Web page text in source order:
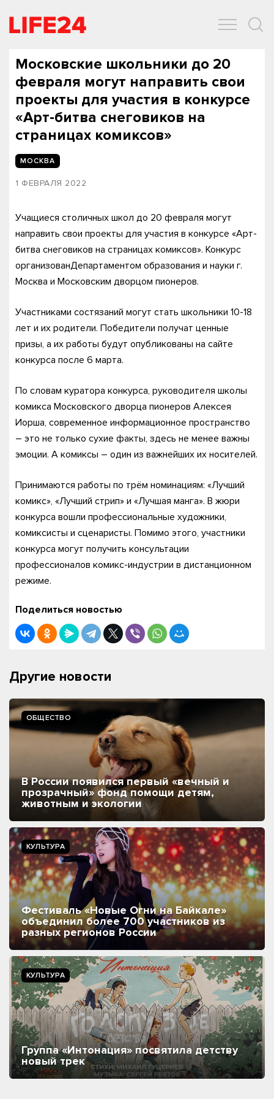
Московские школьники до 20
февраля могут направить свои
проекты для участия в конкурсе
«Арт-битва снеговиков на
страницах комиксов»
МОСКВА
1 ФЕВРАЛЯ 2022
Учащиеся столичных школ до 20 февраля могут
направить свои проекты для участия в конкурсе «Арт-
битва снеговиков на страницах комиксов». Конкурс
организованДепартаментом образования и науки г.
Москва и Московским дворцом пионеров.
Участниками состязаний могут стать школьники 10-18
лет и их родители. Победители получат ценные
призы, а их работы будут опубликованы на сайте
конкурса после 6 марта.
По словам куратора конкурса, руководителя школы
комикса Московского дворца пионеров Алексея
Иорша, современное информационное пространство
– это не только сухие факты, здесь не менее важны
эмоции. А комиксы – один из важнейших их носителей.
Принимаются работы по трём номинациям: «Лучший
комикс», «Лучший стрип» и «Лучшая манга». В жюри
конкурса вошли профессиональные художники,
комиксисты и сценаристы. Помимо этого, участники
конкурса могут получить консультации
профессионалов комикс-индустрии в дистанционном
режиме.
Поделиться новостью
Другие новости
ОБЩЕСТВО
В России появился первый «вечный и
прозрачный» фонд помощи детям,
животным и экологии
КУЛЬТУРА
Фестиваль «Новые Огни на Байкале»
объединил более 700 участников из
разных регионов России
КУЛЬТУРА
Группа «Интонация» посвятила детству
новый трек